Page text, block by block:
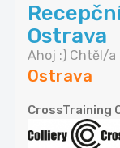
Ostrava
Ahoj :) Chtěl/a
Ostrava
CrossTraining